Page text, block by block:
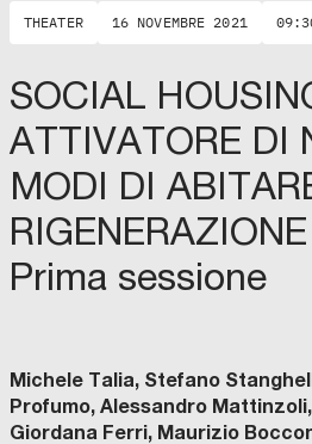
THEATER 16 NOVEMBRE 2021
SOCIAL
ATTIVATORE DI
MODI DI
Prima sessione
Michele Talia, Stefano
Profumo, Alessandro
Giordana Ferri, Maurizio